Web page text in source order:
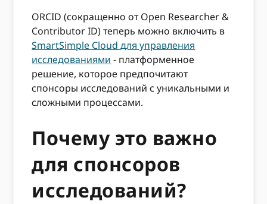
ORCID (сокращенно от Open Researcher &
Contributor ID) теперь можно включить в
SmartSimple Cloud для управления
исследованиями - платформенное
решение, которое предпочитают
спонсоры исследований с уникальными и
сложными процессами.
Почему это важно
для спонсоров
исследований?